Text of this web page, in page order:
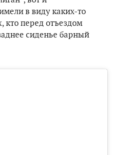
в виду каких-то
кто перед отъездом
сиденье барный